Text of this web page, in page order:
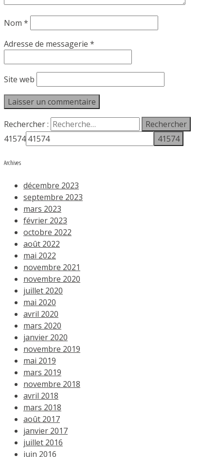
Nom *
Adresse de messagerie *
Site web
Rechercher :
41574
Archives
décembre 2023
septembre 2023
mars 2023
février 2023
octobre 2022
août 2022
mai 2022
novembre 2021
novembre 2020
juillet 2020
mai 2020
avril 2020
mars 2020
janvier 2020
novembre 2019
mai 2019
mars 2019
novembre 2018
avril 2018
mars 2018
août 2017
janvier 2017
juillet 2016
juin 2016